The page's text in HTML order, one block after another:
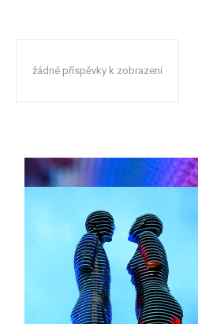
žádné příspěvky k zobrazení